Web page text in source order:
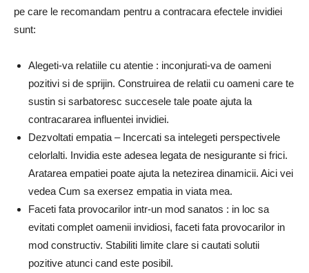
pe care le recomandam pentru a contracara efectele invidiei
sunt:
Alegeti-va relatiile cu atentie : inconjurati-va de oameni
pozitivi si de sprijin. Construirea de relatii cu oameni care te
sustin si sarbatoresc succesele tale poate ajuta la
contracararea influentei invidiei.
Dezvoltati empatia – Incercati sa intelegeti perspectivele
celorlalti. Invidia este adesea legata de nesigurante si frici.
Aratarea empatiei poate ajuta la netezirea dinamicii. Aici vei
vedea Cum sa exersez empatia in viata mea.
Faceti fata provocarilor intr-un mod sanatos : in loc sa
evitati complet oamenii invidiosi, faceti fata provocarilor in
mod constructiv. Stabiliti limite clare si cautati solutii
pozitive atunci cand este posibil.